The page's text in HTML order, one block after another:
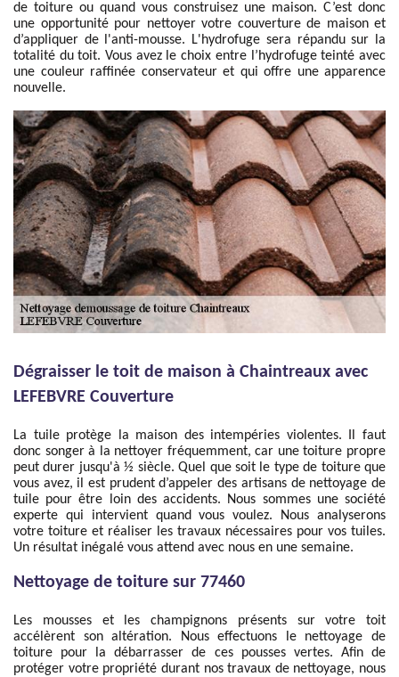
de toiture ou quand vous construisez une maison. C’est donc
une opportunité pour nettoyer votre couverture de maison et
d’appliquer de l'anti-mousse. L'hydrofuge sera répandu sur la
totalité du toit. Vous avez le choix entre l’hydrofuge teinté avec
une couleur raffinée conservateur et qui offre une apparence
nouvelle.
Dégraisser le toit de maison à Chaintreaux avec
LEFEBVRE Couverture
La tuile protège la maison des intempéries violentes. Il faut
donc songer à la nettoyer fréquemment, car une toiture propre
peut durer jusqu'à ½ siècle. Quel que soit le type de toiture que
vous avez, il est prudent d’appeler des artisans de nettoyage de
tuile pour être loin des accidents. Nous sommes une société
experte qui intervient quand vous voulez. Nous analyserons
votre toiture et réaliser les travaux nécessaires pour vos tuiles.
Un résultat inégalé vous attend avec nous en une semaine.
Nettoyage de toiture sur 77460
Les mousses et les champignons présents sur votre toit
accélèrent son altération. Nous effectuons le nettoyage de
toiture pour la débarrasser de ces pousses vertes. Afin de
protéger votre propriété durant nos travaux de nettoyage, nous